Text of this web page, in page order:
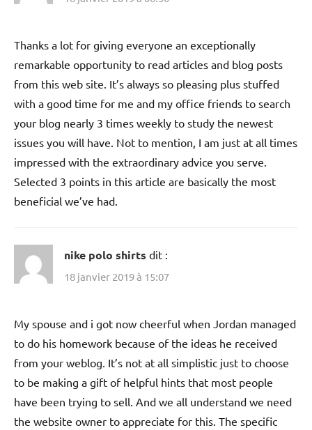
Thanks a lot for giving everyone an exceptionally
remarkable opportunity to read articles and blog posts
from this web site. It’s always so pleasing plus stuffed
with a good time for me and my office friends to search
your blog nearly 3 times weekly to study the newest
issues you will have. Not to mention, I am just at all times
impressed with the extraordinary advice you serve.
Selected 3 points in this article are basically the most
beneficial we’ve had.
nike polo shirts dit :
18 janvier 2019 à 15:07
My spouse and i got now cheerful when Jordan managed
to do his homework because of the ideas he received
from your weblog. It’s not at all simplistic just to choose
to be making a gift of helpful hints that most people
have been trying to sell. And we all understand we need
the website owner to appreciate for this. The specific